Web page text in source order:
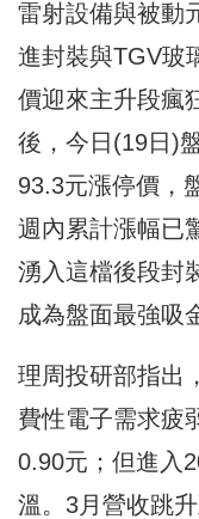
雷射設備與被動
進封裝與TGV玻
價迎來主升段瘋
後，今日(19日)
93.3元漲停價，
週內累計漲幅已
湧入這檔後段封
成為盤面最強吸
理周投研部指出
費性電子需求疲
0.90元；但進入
溫。3月營收跳